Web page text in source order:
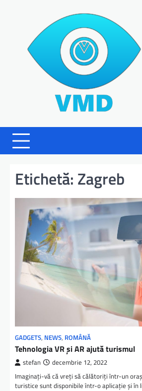
Etichetă: Zagreb
GADGETS, NEWS, ROMÂNĂ
Tehnologia VR și AR ajută turismul
stefan decembrie 12, 2022
Imaginați-vă că vreți să călătoriți într-un
turistice sunt disponibile într-o aplicație și în